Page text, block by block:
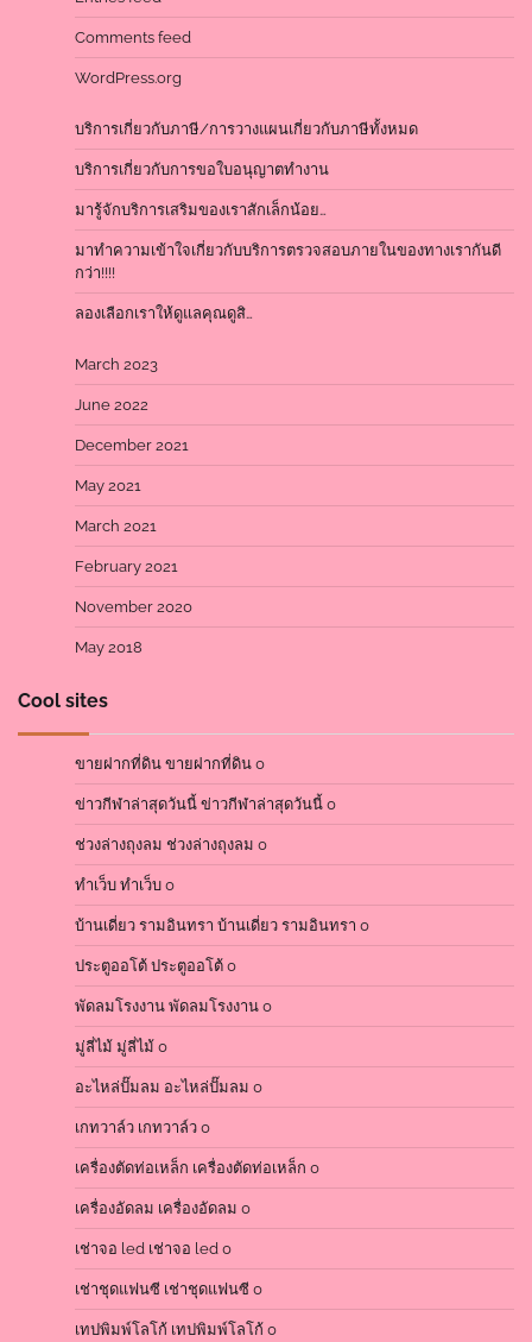
Comments feed
WordPress.org
บริการเกี่ยวกับภาษี/การวางแผนเกี่ยวกับภาษีทั้งหมด
บริการเกี่ยวกับการขอใบอนุญาตทำงาน
มารู้จักบริการเสริมของเราสักเล็กน้อย…
มาทำความเข้าใจเกี่ยวกับบริการตรวจสอบภายในของทางเรากันดี
กว่า!!!!
ลองเลือกเราให้ดูแลคุณดูสิ…
March 2023
June 2022
December 2021
May 2021
March 2021
February 2021
November 2020
May 2018
Cool sites
ขายฝากที่ดิน ขายฝากที่ดิน 0
ข่าวกีฬาล่าสุดวันนี้ ข่าวกีฬาล่าสุดวันนี้ 0
ช่วงล่างถุงลม ช่วงล่างถุงลม 0
ทำเว็บ ทำเว็บ 0
บ้านเดี่ยว รามอินทรา บ้านเดี่ยว รามอินทรา 0
ประตูออโต้ ประตูออโต้ 0
พัดลมโรงงาน พัดลมโรงงาน 0
มู่ลี่ไม้ มู่ลี่ไม้ 0
อะไหล่ปั๊มลม อะไหล่ปั๊มลม 0
เกทวาล์ว เกทวาล์ว 0
เครื่องตัดท่อเหล็ก เครื่องตัดท่อเหล็ก 0
เครื่องอัดลม เครื่องอัดลม 0
เช่าจอ led เช่าจอ led 0
เช่าชุดแฟนซี เช่าชุดแฟนซี 0
เทปพิมพ์โลโก้ เทปพิมพ์โลโก้ 0